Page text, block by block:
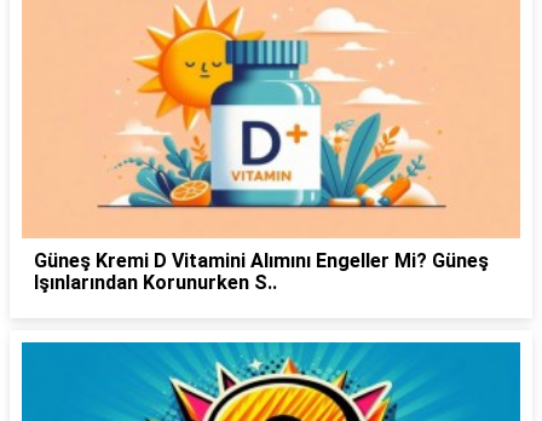
Güneş Kremi D Vitamini Alımını Engeller Mi? Güneş
Işınlarından Korunurken S..